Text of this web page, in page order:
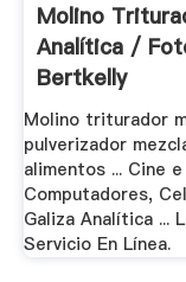
Molino
Analítica /
Bertkelly
Molino triturador
pulverizador
alimentos ... Cine
Computadores,
Galiza Analítica ...
Servicio En Línea.